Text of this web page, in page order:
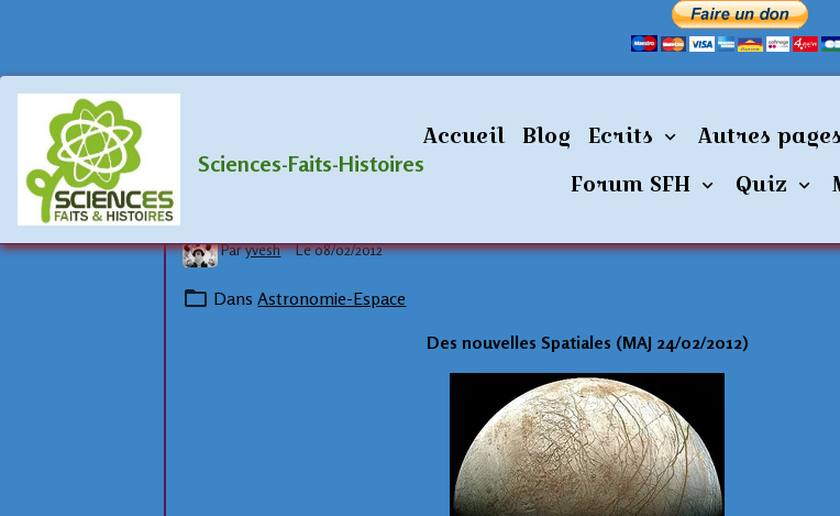
Sciences-Faits-Histoires
Accueil Blog Ecrits Autres pages
Forum SFH
Quiz
Des nouvelles Spatiales
Des nouvelles
Paryvesh Le 08/02/2012
DansAstronomie-Espace
Des nouvelles Spatiales (MAJ 24/02/2012)